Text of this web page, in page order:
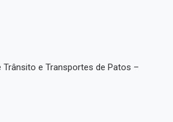
Trânsito e Transportes de Patos –